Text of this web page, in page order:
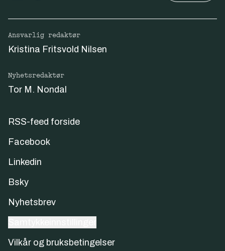
Ansvarlig redaktør
Kristina Fritsvold Nilsen
Nyhetsredaktør
Tor M. Nondal
RSS-feed forside
Facebook
Linkedin
Bsky
Nyhetsbrev
Vilkår og bruksbetingelser